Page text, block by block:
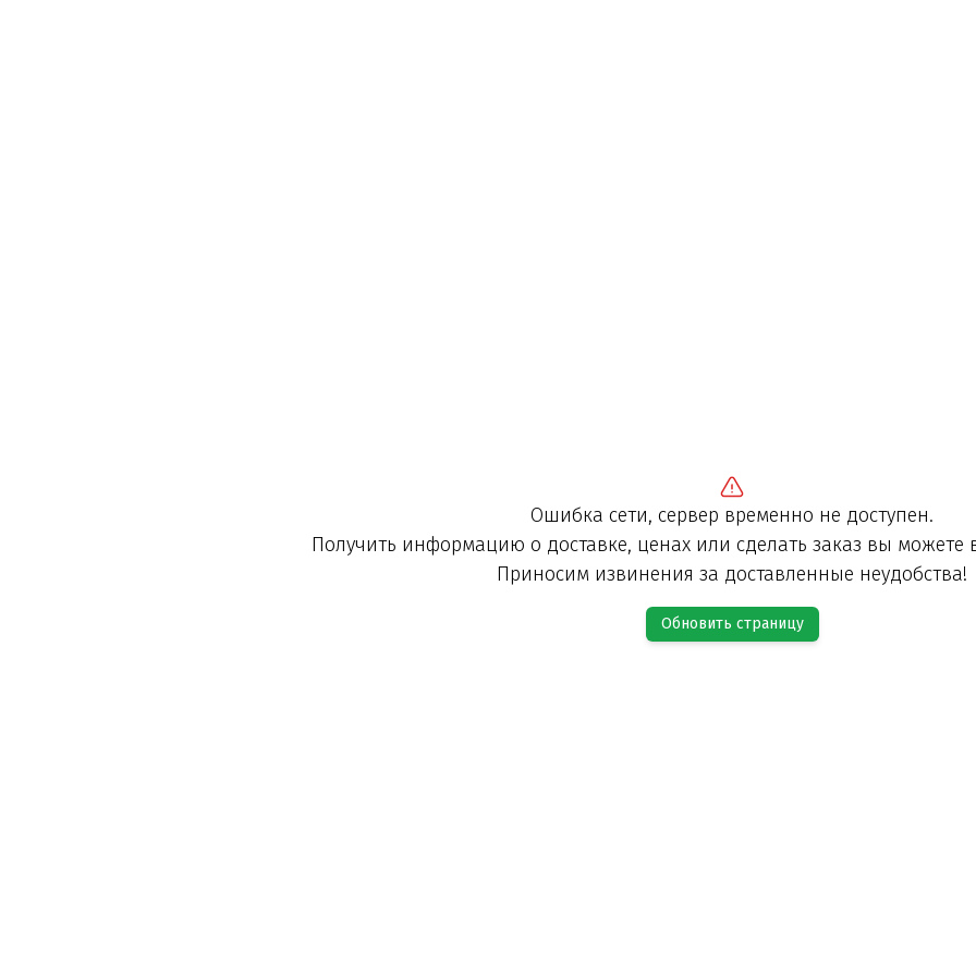
Ошибка сети, сервер временно не доступен.
Получить информацию о доставке, ценах или сделать заказ вы можете
Приносим извинения за доставленные неудобства!
Обновить страницу